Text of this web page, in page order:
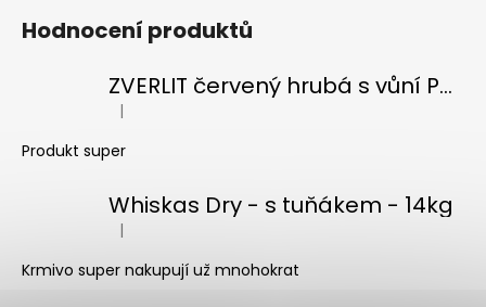
Hodnocení produktů
ZVERLIT červený hrubá s vůní Podestýlka kočka 10kg
Hodnocení produktu je 5 z 5 hvězdiček.
|
Produkt super
Whiskas Dry - s tuňákem - 14kg
Hodnocení produktu je 5 z 5 hvězdiček.
|
Krmivo super nakupují už mnohokrat